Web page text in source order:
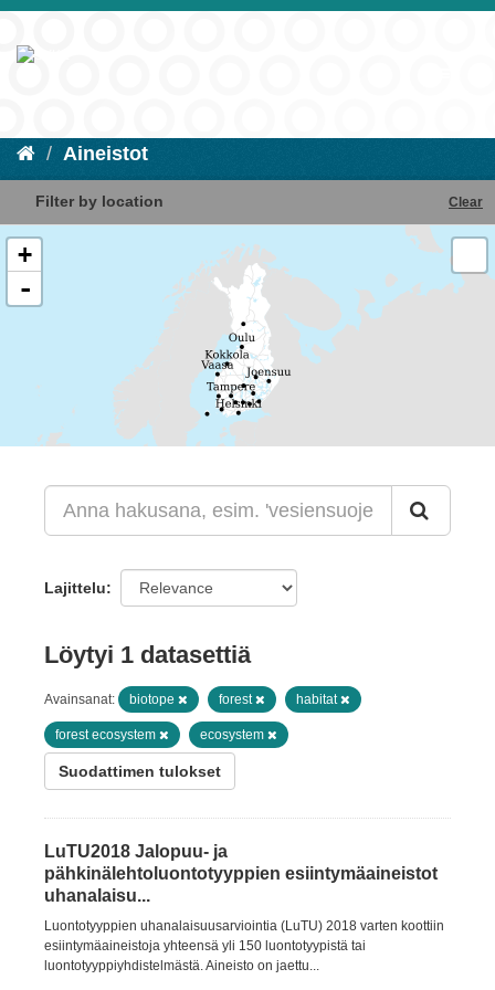
Aineistot
Filter by location Clear
+
-
Lajittelu
Löytyi 1 datasettiä
Avainsanat: biotope forest habitat
forest ecosystem ecosystem
Suodattimen tulokset
LuTU2018 Jalopuu- ja
pähkinälehtoluontotyyppien esiintymäaineistot
uhanalaisu...
Luontotyyppien uhanalaisuusarviointia (LuTU) 2018 varten koottiin
esiintymäaineistoja yhteensä yli 150 luontotyypistä tai
luontotyyppiyhdistelmästä. Aineisto on jaettu...